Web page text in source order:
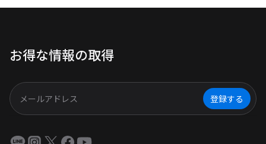
キャンプ場を厳選してご紹介。家
お得な情報の取得
登録する